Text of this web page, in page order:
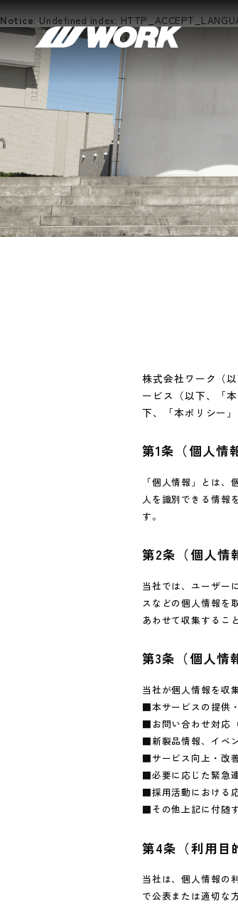
Notice: Undefined index:
株式会社ワーク（
ービス（以下、「
下、「本ポリシー
第1条（個人情
「個人情報」とは
人を識別できる情報
す。
第2条（個人情
当社では、ユーザー
スなどの個人情報を
あわせて収集するこ
第3条（個人情
当社が個人情報を収
■本サービスの提供
■お問い合わせ対応
■新製品情報、イベ
■サービス向上・改
■必要に応じた緊急
■採用活動における
■その他上記に付随
第4条（利用目
当社は、個人情報の
で公表または適切な